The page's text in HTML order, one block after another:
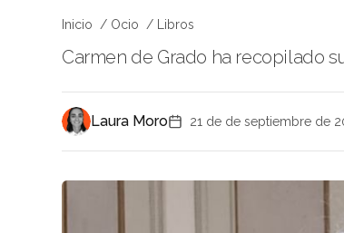
Inicio Ocio Libros
Carmen de Grado ha recopilado
Laura Moro 21 de de septiembre de